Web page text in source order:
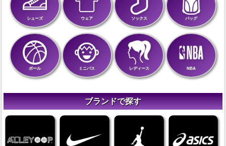
シューズ ウェア ソックス バッグ
ボール ミニバス レディース NBA
ブランドで探す